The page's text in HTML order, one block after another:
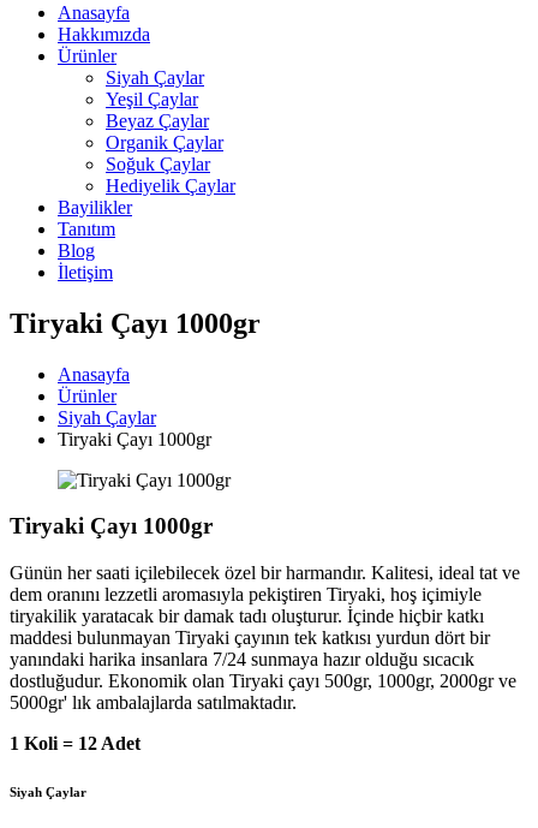
Anasayfa
Hakkımızda
Ürünler
Siyah Çaylar
Yeşil Çaylar
Beyaz Çaylar
Organik Çaylar
Soğuk Çaylar
Hediyelik Çaylar
Bayilikler
Tanıtım
Blog
İletişim
Tiryaki Çayı 1000gr
Anasayfa
Ürünler
Siyah Çaylar
Tiryaki Çayı 1000gr
Tiryaki Çayı 1000gr
Günün her saati içilebilecek özel bir harmandır. Kalitesi, ideal tat ve
dem oranını lezzetli aromasıyla pekiştiren Tiryaki, hoş içimiyle
tiryakilik yaratacak bir damak tadı oluşturur. İçinde hiçbir katkı
maddesi bulunmayan Tiryaki çayının tek katkısı yurdun dört bir
yanındaki harika insanlara 7/24 sunmaya hazır olduğu sıcacık
dostluğudur. Ekonomik olan Tiryaki çayı 500gr, 1000gr, 2000gr ve
5000gr' lık ambalajlarda satılmaktadır.
1 Koli = 12 Adet
Siyah Çaylar